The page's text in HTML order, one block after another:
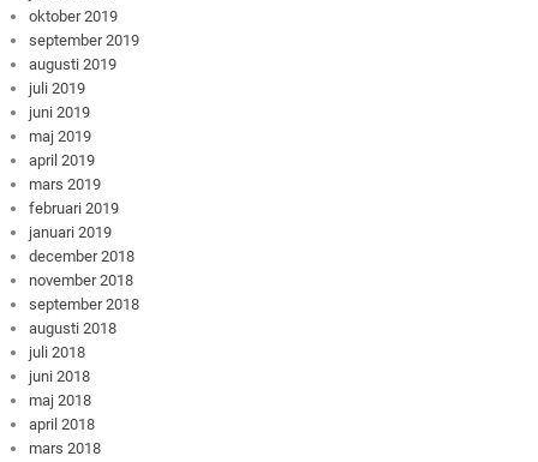
oktober 2019
september 2019
augusti 2019
juli 2019
juni 2019
maj 2019
april 2019
mars 2019
februari 2019
januari 2019
december 2018
november 2018
september 2018
augusti 2018
juli 2018
juni 2018
maj 2018
april 2018
mars 2018